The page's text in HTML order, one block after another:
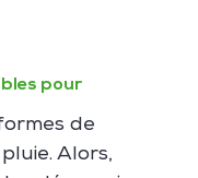
pour
de
Alors,